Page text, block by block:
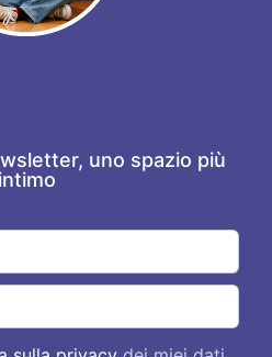
uno spazio più
intimo